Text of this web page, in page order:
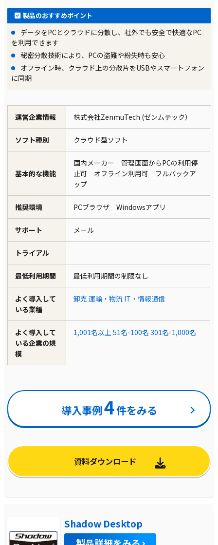
製品のおすすめポイント
データをPCとクラウドに分散し、社外でも安全で快適なPC
を利用できます
秘密分散技術により、PCの盗難や紛失時も安心
オフライン時、クラウド上の分散片をUSBやスマートフォン
に同期
運営企業情報 株式会社ZenmuTech (ゼンムテック）
ソフト種別 クラウド型ソフト
基本的な機能
国内メーカー 管理画面からPCの利用停
止可 オフライン利用可 フルバックア
ップ
推奨環境 PCブラウザ Windowsアプリ
サポート メール
トライアル
最低利用期間 最低利用期間の制限なし
よく導入して
いる業種
卸売 運輸・物流 IT・情報通信
よく導入して
いる企業の規
模
1,001名以上 51名-100名 301名-1,000名
導入事例4件をみる
資料ダウンロード
Shadow Desktop